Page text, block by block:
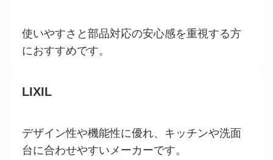
使いやすさと部品対応の安心感を重視する方
におすすめです。
LIXIL
デザイン性や機能性に優れ、キッチンや洗面
台に合わせやすいメーカーです。